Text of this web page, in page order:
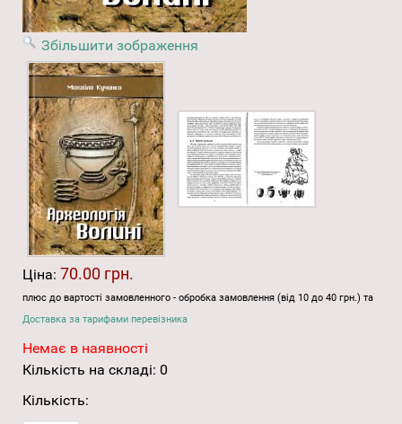
Збільшити зображення
Ціна: 70.00 грн.
плюс до вартості замовленного - обробка замовлення (від 10 до 40 грн.) та
Доставка за тарифами перевізника
Немає в наявності
Кількість на складі: 0
Кількість: